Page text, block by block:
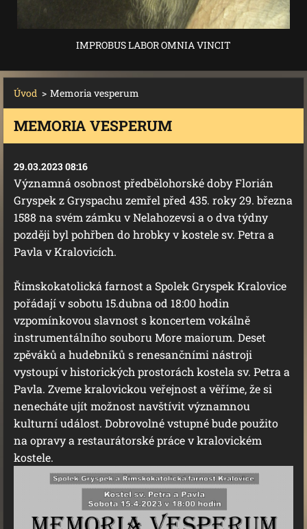
IMPROBUS LABOR OMNIA VINCIT
Úvod > Memoria vesperum
MEMORIA VESPERUM
29.03.2023 08:16
Významná osobnost předbělohorské doby Florián
Gryspek z Gryspachu zemřel před 435. roky 29. března
1588 na svém zámku v Nelahozevsi a o dva týdny
později byl pohřben do hrobky v kostele sv. Petra a
Pavla v Kralovicích.
Římskokatolická farnost a Spolek Gryspek Kralovice
pořádají v sobotu 15.dubna od 18:00 hodin
vzpomínkovou slavnost s koncertem vokálně
instrumentálního souboru More maiorum. Deset
zpěváků a hudebníků s renesančními nástroji
vystoupí v historických prostorách kostela sv. Petra a
Pavla. Zveme kralovickou veřejnost a věříme, že si
nenecháte ujít možnost navštívit významnou
kulturní událost. Dobrovolné vstupné bude použito
na opravy a restaurátorské práce v kralovickém
kostele.